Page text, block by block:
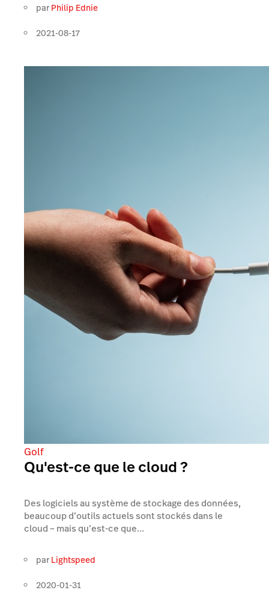
par Philip Ednie
2021-08-17
Golf
Qu'est-ce que le cloud ?
Des logiciels au système de stockage des données,
beaucoup d’outils actuels sont stockés dans le
cloud – mais qu’est-ce que...
par Lightspeed
2020-01-31